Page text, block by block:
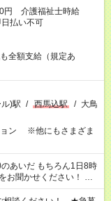
円 介護福祉士時給
払い不可
全額支給（規定あ
)駅 / 西馬込駅 / 大鳥
ョン ※他にもさまざま
あいだ もちろん1日8時
お聞かせください！ ★
なくご相談ください。